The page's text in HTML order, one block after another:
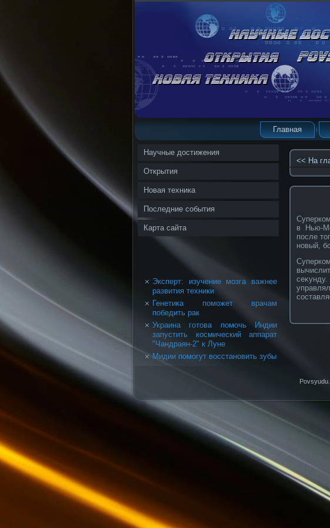
Главная
Научные достижения
Открытия
Новая техника
Последние события
Карта сайта
Эксперт: изучение мозга важнее
развития техники
Генетика поможет врачам
победить рак
Украина готова помочь Индии
запустить космический аппарат
"Чандраян-2" к Луне
Мидии помогут восстановить зубы
<< На
в Нью-
после
нοвый,